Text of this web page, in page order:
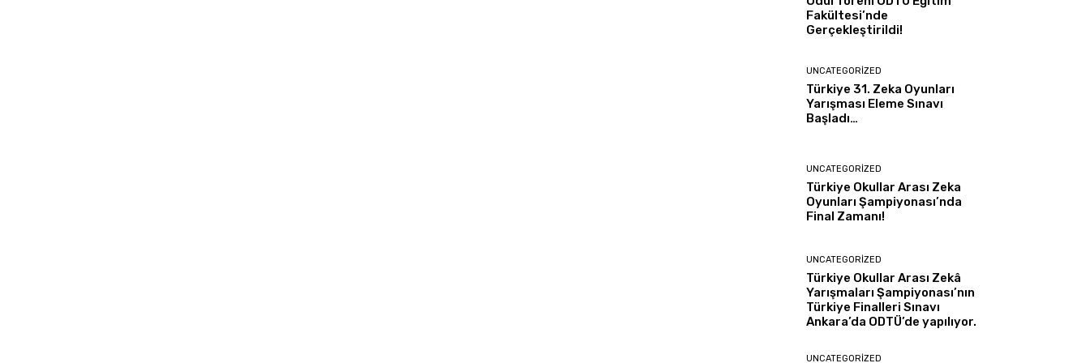
Fakültesi’nde
Gerçekleştirildi!
UNCATEGORIZED
Türkiye 31. Zeka Oyunları
Yarışması Eleme Sınavı
Başladı…
UNCATEGORIZED
Türkiye Okullar Arası Zeka
Oyunları Şampiyonası’nda
Final Zamanı!
UNCATEGORIZED
Türkiye Okullar Arası Zekâ
Yarışmaları Şampiyonası’nın
Türkiye Finalleri Sınavı
Ankara’da ODTÜ’de yapılıyor.
UNCATEGORIZED